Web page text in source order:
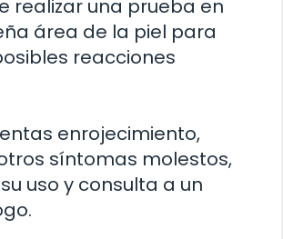
realizar una prueba en
área de la piel para
reacciones
enrojecimiento,
síntomas molestos,
uso y consulta a un